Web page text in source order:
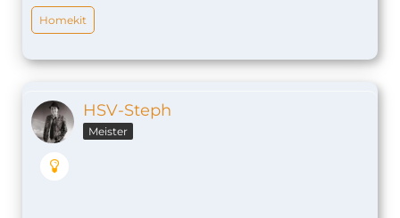
Homekit
HSV-Steph
Meister